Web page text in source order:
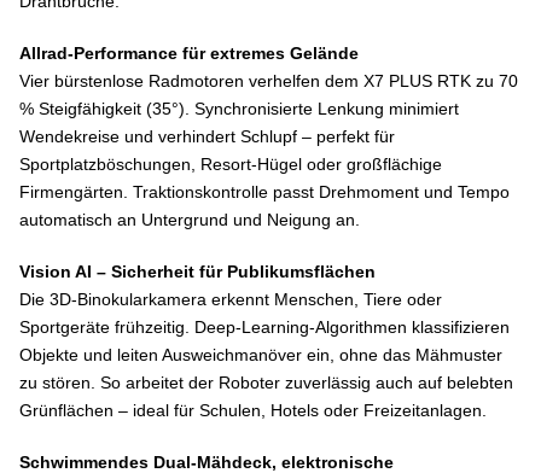
Allrad-Performance für extremes Gelände
Vier bürstenlose Radmotoren verhelfen dem X7 PLUS RTK zu 70
% Steigfähigkeit (35°). Synchronisierte Lenkung minimiert
Wendekreise und verhindert Schlupf – perfekt für
Sportplatzböschungen, Resort-Hügel oder großflächige
Firmengärten. Traktionskontrolle passt Drehmoment und Tempo
automatisch an Untergrund und Neigung an.
Vision AI – Sicherheit für Publikumsflächen
Die 3D-Binokularkamera erkennt Menschen, Tiere oder
Sportgeräte frühzeitig. Deep-Learning-Algorithmen klassifizieren
Objekte und leiten Ausweichmanöver ein, ohne das Mähmuster
zu stören. So arbeitet der Roboter zuverlässig auch auf belebten
Grünflächen – ideal für Schulen, Hotels oder Freizeitanlagen.
Schwimmendes Dual-Mähdeck, elektronische